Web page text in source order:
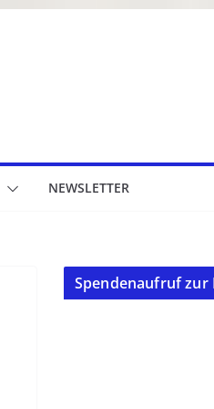
NEWSLETTER
Spendenaufruf zur